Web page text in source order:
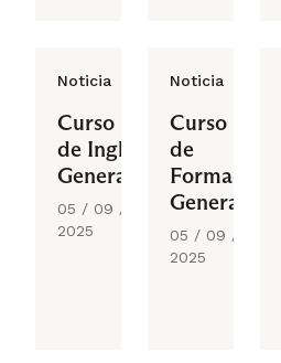
Noticia
Curso
de Inglés
General
05 / 09 /
2025
Noticia
Curso
de
Formación
General
05 / 09 /
2025